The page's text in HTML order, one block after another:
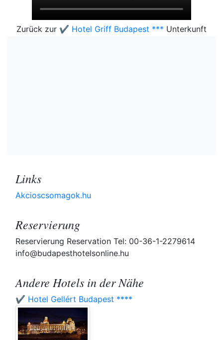
Zurück zur ✔️ Hotel Griff Budapest *** Unterkunft
Links
Akcioscsomagok.hu
Reservierung
Reservierung Reservation Tel: 00-36-1-2279614
info@budapesthotelsonline.hu
Andere Hotels in der Nähe
✔️ Hotel Gellért Budapest ****